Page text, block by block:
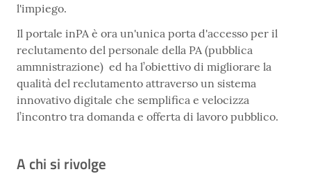
l'impiego.
Il portale inPA è ora un'unica porta d'accesso per il
reclutamento del personale della PA (pubblica
ammnistrazione) ed ha l’obiettivo di migliorare la
qualità del reclutamento attraverso un sistema
innovativo digitale che semplifica e velocizza
l’incontro tra domanda e offerta di lavoro pubblico.
A chi si rivolge